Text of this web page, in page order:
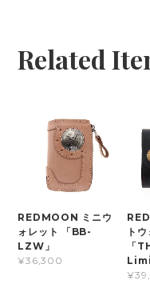
Related
REDMOON ミニウ
ォレット 「BB-
LZW」
¥36,300
ト
「